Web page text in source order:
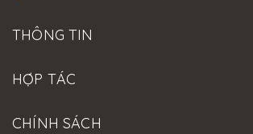
THÔNG TIN
HỢP TÁC
CHÍNH SÁCH